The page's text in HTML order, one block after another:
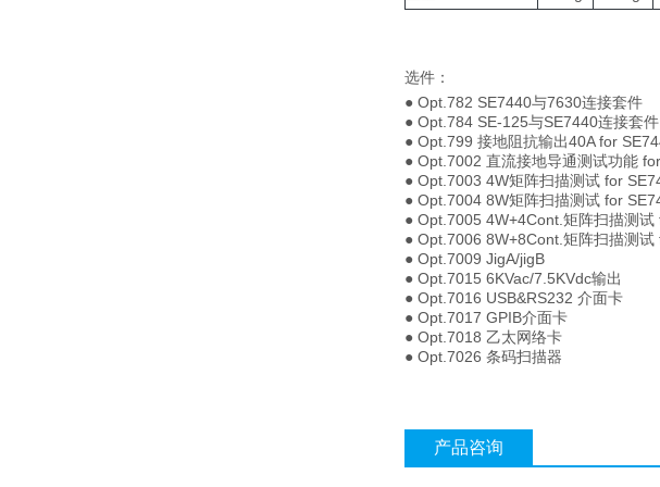
选件：
● Opt.782 SE7440与7630连接套件
● Opt.784 SE-125与SE7440连接套件
● Opt.799 接地阻抗输出40A for
● Opt.7002 直流接地导通测试功能
● Opt.7003 4W矩阵扫描测试 for
● Opt.7004 8W矩阵扫描测试 for
● Opt.7005 4W+4Cont.矩阵扫描测试
● Opt.7006 8W+8Cont.矩阵扫描测试
● Opt.7009 JigA/jigB
● Opt.7015 6KVac/7.5KVdc输出
● Opt.7016 USB&RS232 介面卡
● Opt.7017 GPIB介面卡
● Opt.7018 乙太网络卡
● Opt.7026 条码扫描器
产品咨询